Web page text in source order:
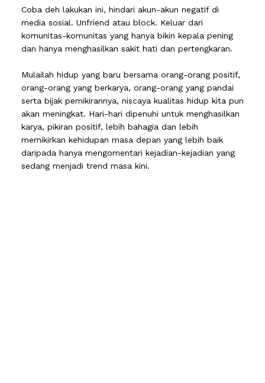
Coba deh lakukan ini, hindari akun-akun negatif di
media sosial. Unfriend atau block. Keluar dari
komunitas-komunitas yang hanya bikin kepala pening
dan hanya menghasilkan sakit hati dan pertengkaran.
Mulailah hidup yang baru bersama orang-orang positif,
orang-orang yang berkarya, orang-orang yang pandai
serta bijak pemikirannya, niscaya kualitas hidup kita pun
akan meningkat. Hari-hari dipenuhi untuk menghasilkan
karya, pikiran positif, lebih bahagia dan lebih
memikirkan kehidupan masa depan yang lebih baik
daripada hanya mengomentari kejadian-kejadian yang
sedang menjadi trend masa kini.